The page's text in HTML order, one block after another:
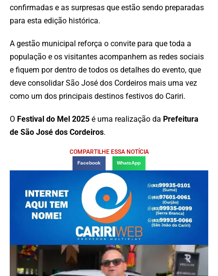
confirmadas e as surpresas que estão sendo preparadas
para esta edição histórica.
A gestão municipal reforça o convite para que toda a
população e os visitantes acompanhem as redes sociais
e fiquem por dentro de todos os detalhes do evento, que
deve consolidar São José dos Cordeiros mais uma vez
como um dos principais destinos festivos do Cariri.
O Festival do Mel 2025 é uma realização da Prefeitura
de São José dos Cordeiros.
COMPARTILHE ESSA NOTÍCIA
Facebook WhatsApp